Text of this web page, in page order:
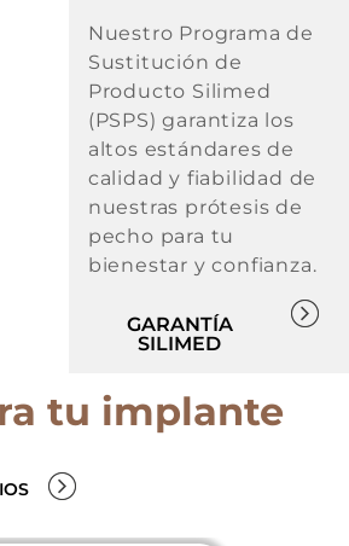
Nuestro Programa de
Sustitución de
Producto Silimed
(PSPS) garantiza los
altos estándares de
calidad y fiabilidad de
nuestras prótesis de
pecho para tu
bienestar y confianza.
GARANTÍA
SILIMED
tu implante